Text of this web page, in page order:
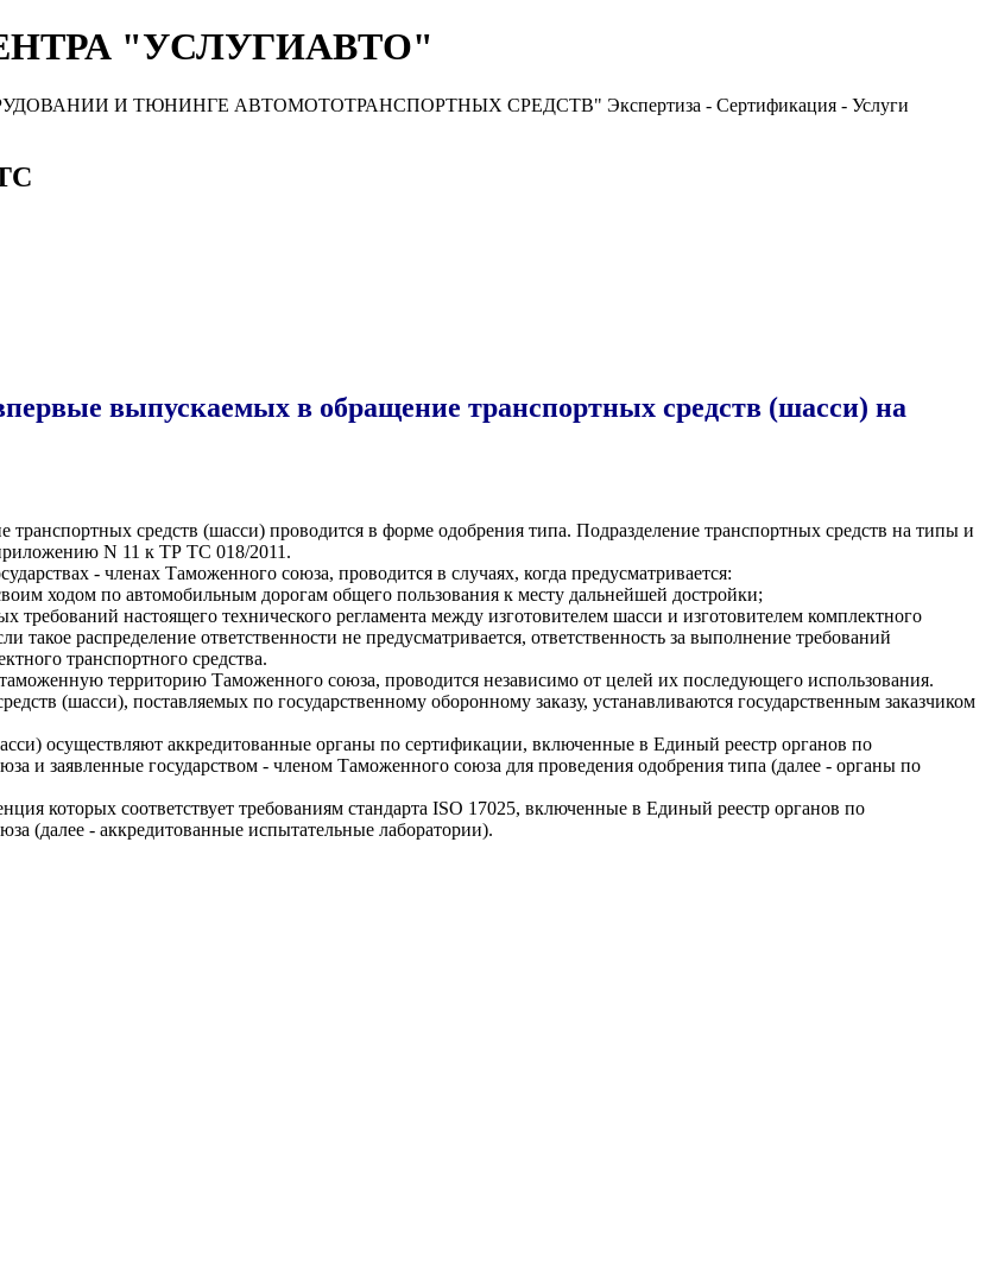
"УСЛУГИАВТО"
И ТЮНИНГЕ АВТОМОТОТРАНСПОРТНЫХ СРЕДСТВ" Экспертиза - Сертификация - Услуги
выпускаемых в обращение транспортных средств (шасси) на
средств (шасси) проводится в форме одобрения типа. Подразделение транспортных средств на типы и
N 11 к ТР ТС 018/2011.
- членах Таможенного союза, проводится в случаях, когда предусматривается:
ходом по автомобильным дорогам общего пользования к месту дальнейшей достройки;
требований настоящего технического регламента между изготовителем шасси и изготовителем комплектного
распределение ответственности не предусматривается, ответственность за выполнение требований
транспортного средства.
территорию Таможенного союза, проводится независимо от целей их последующего использования.
(шасси), поставляемых по государственному оборонному заказу, устанавливаются государственным заказчиком
осуществляют аккредитованные органы по сертификации, включенные в Единый реестр органов по
и заявленные государством - членом Таможенного союза для проведения одобрения типа (далее - органы по
которых соответствует требованиям стандарта ISO 17025, включенные в Единый реестр органов по
(далее - аккредитованные испытательные лаборатории).